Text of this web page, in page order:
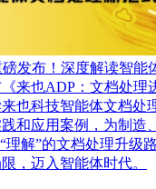
发布！深度解读智能
来也ADP：文档处理
也科技智能体文档处
和应用案例，为制造
理解”的文档处理升级
，迈入智能体时代。